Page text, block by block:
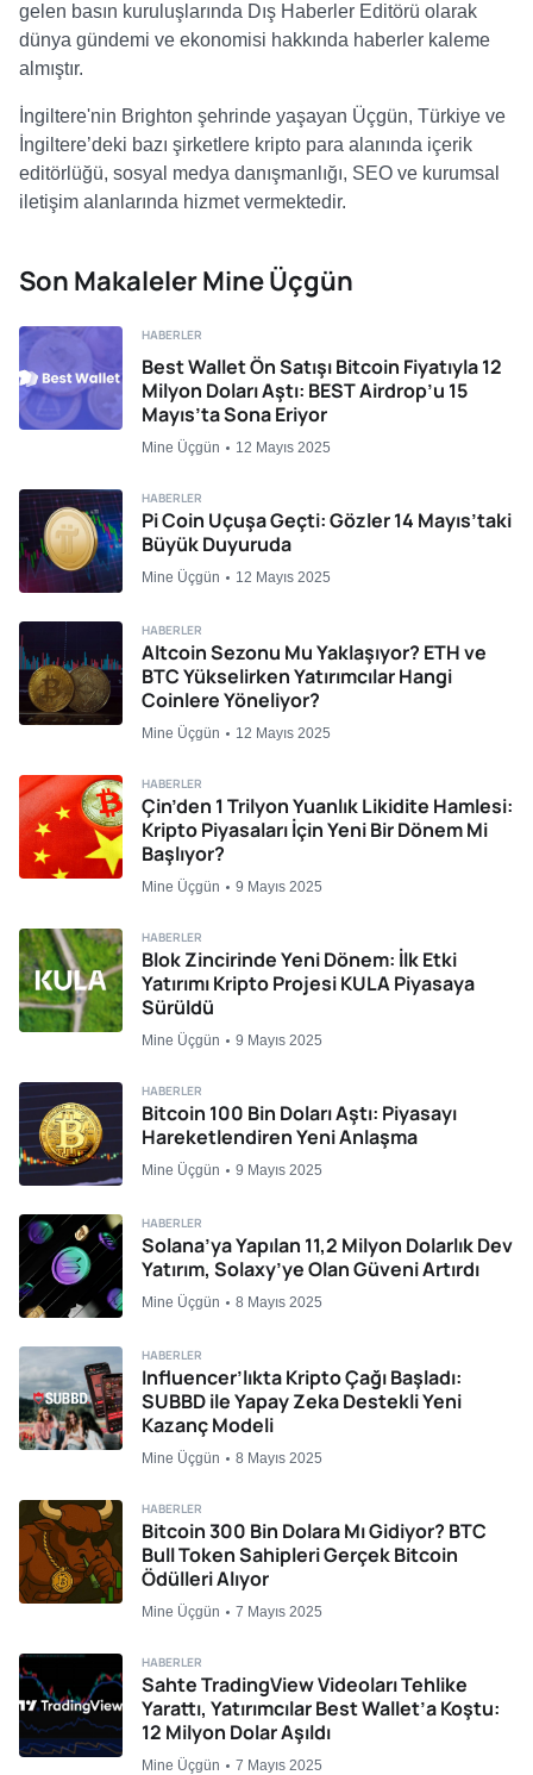
gelen basın kuruluşlarında Dış Haberler Editörü olarak
dünya gündemi ve ekonomisi hakkında haberler kaleme
almıştır.
İngiltere'nin Brighton şehrinde yaşayan Üçgün, Türkiye ve
İngiltere’deki bazı şirketlere kripto para alanında içerik
editörlüğü, sosyal medya danışmanlığı, SEO ve kurumsal
iletişim alanlarında hizmet vermektedir.
Son Makaleler Mine Üçgün
Best Wallet Ön Satışı Bitcoin Fiyatıyla 12
Milyon Doları Aştı: BEST Airdrop’u 15
Mayıs’ta Sona Eriyor
Mine Üçgün 12 Mayıs 2025
HABERLER
Pi Coin Uçuşa Geçti: Gözler 14 Mayıs’taki
Büyük Duyuruda
Mine Üçgün 12 Mayıs 2025
HABERLER
Altcoin Sezonu Mu Yaklaşıyor? ETH ve
BTC Yükselirken Yatırımcılar Hangi
Coinlere Yöneliyor?
Mine Üçgün 12 Mayıs 2025
HABERLER
Çin’den 1 Trilyon Yuanlık Likidite Hamlesi:
Kripto Piyasaları İçin Yeni Bir Dönem Mi
Başlıyor?
Mine Üçgün 9 Mayıs 2025
HABERLER
Blok Zincirinde Yeni Dönem: İlk Etki
Yatırımı Kripto Projesi KULA Piyasaya
Sürüldü
Mine Üçgün 9 Mayıs 2025
HABERLER
Bitcoin 100 Bin Doları Aştı: Piyasayı
Hareketlendiren Yeni Anlaşma
Mine Üçgün 9 Mayıs 2025
HABERLER
Solana’ya Yapılan 11,2 Milyon Dolarlık Dev
Yatırım, Solaxy’ye Olan Güveni Artırdı
Mine Üçgün 8 Mayıs 2025
HABERLER
Influencer’lıkta Kripto Çağı Başladı:
SUBBD ile Yapay Zeka Destekli Yeni
Kazanç Modeli
Mine Üçgün 8 Mayıs 2025
HABERLER
Bitcoin 300 Bin Dolara Mı Gidiyor? BTC
Bull Token Sahipleri Gerçek Bitcoin
Ödülleri Alıyor
Mine Üçgün 7 Mayıs 2025
HABERLER
Sahte TradingView Videoları Tehlike
Yarattı, Yatırımcılar Best Wallet’a Koştu:
12 Milyon Dolar Aşıldı
Mine Üçgün 7 Mayıs 2025
HABERLER